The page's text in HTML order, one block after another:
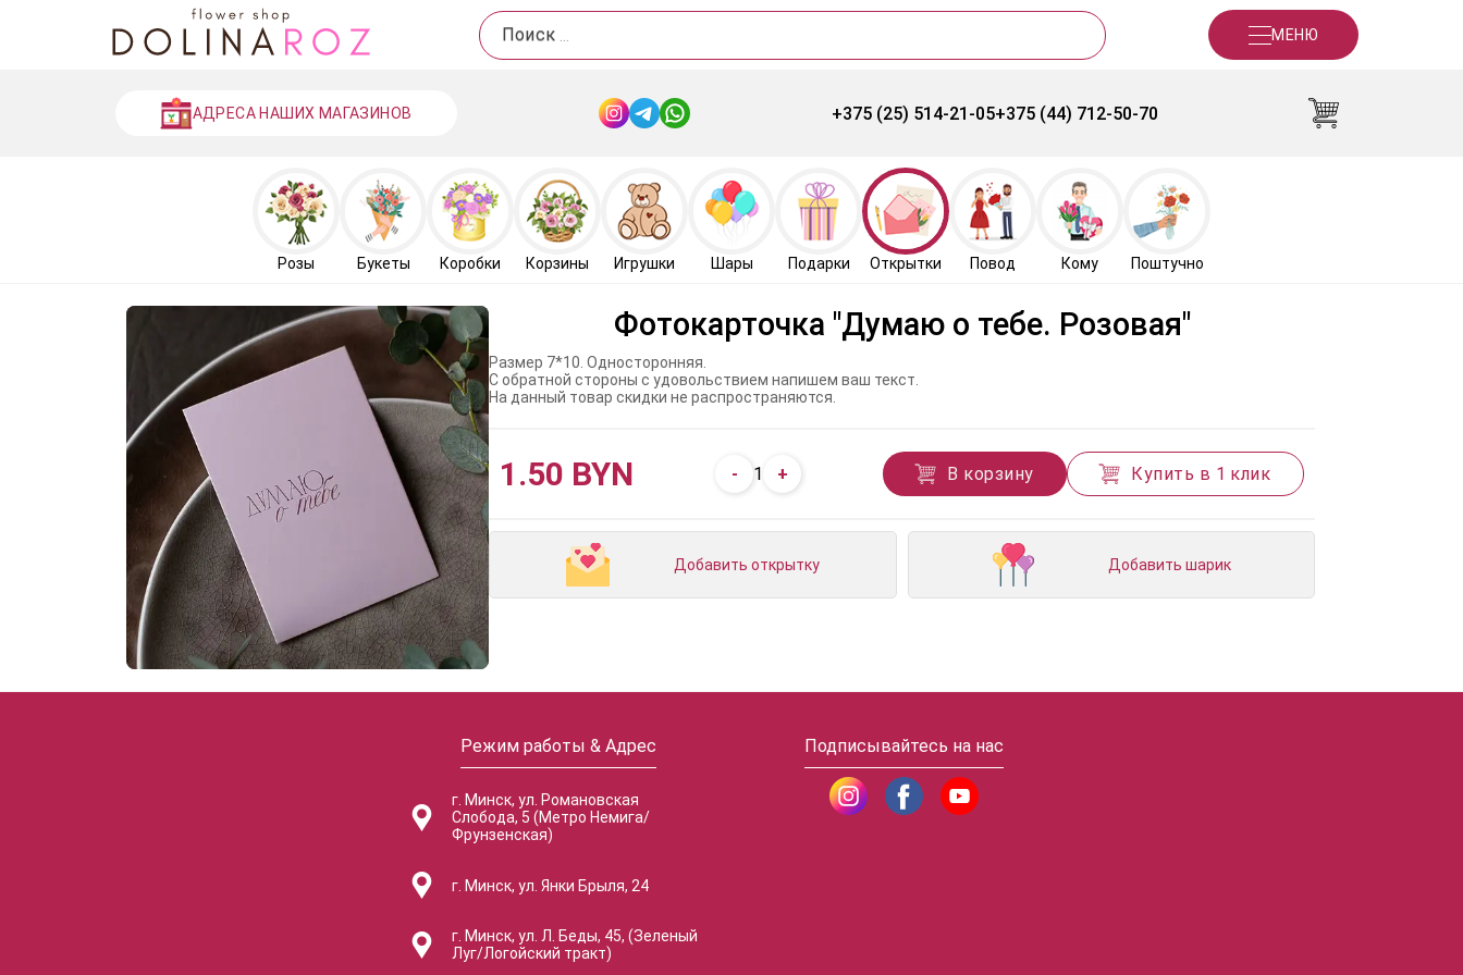
Поиск МЕНЮ
АДРЕСА НАШИХ МАГАЗИНОВ +375 (25) 514-21-05+375 (44) 712-50-70
Розы Букеты Коробки Корзины Игрушки Шары Подарки Открытки Повод Кому Поштучно
Фотокарточка "Думаю о тебе. Розовая"
Размер 7*10. Односторонняя.
С обратной стороны с удовольствием напишем ваш текст.
На данный товар скидки не распространяются.
1.50 BYN - 1 + В корзину Купить в 1 клик
Добавить открытку Добавить шарик
Режим работы & Адрес
г. Минск, ул. Романовская
Слобода, 5 (Метро Немига/
Фрунзенская)
г. Минск, ул. Янки Брыля, 24
г. Минск, ул. Л. Беды, 45, (Зеленый
Луг/Логойский тракт)
Подписывайтесь на нас